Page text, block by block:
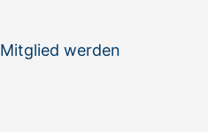
Mitglied werden